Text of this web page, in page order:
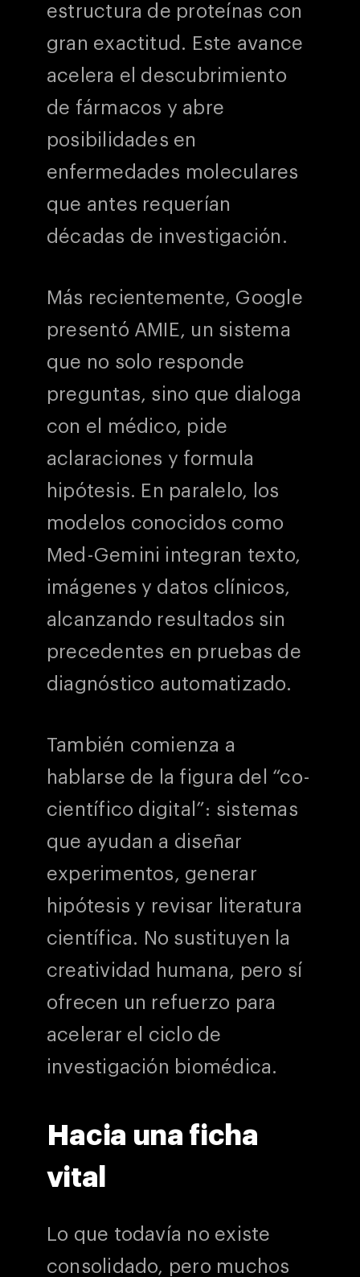
estructura de proteínas con
gran exactitud. Este avance
acelera el descubrimiento
de fármacos y abre
posibilidades en
enfermedades moleculares
que antes requerían
décadas de investigación.
Más recientemente, Google
presentó AMIE, un sistema
que no solo responde
preguntas, sino que dialoga
con el médico, pide
aclaraciones y formula
hipótesis. En paralelo, los
modelos conocidos como
Med-Gemini integran texto,
imágenes y datos clínicos,
alcanzando resultados sin
precedentes en pruebas de
diagnóstico automatizado.
También comienza a
hablarse de la figura del “co-
científico digital”: sistemas
que ayudan a diseñar
experimentos, generar
hipótesis y revisar literatura
científica. No sustituyen la
creatividad humana, pero sí
ofrecen un refuerzo para
acelerar el ciclo de
investigación biomédica.
Hacia una ficha
vital
Lo que todavía no existe
consolidado, pero muchos